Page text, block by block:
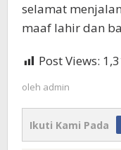
selamat
maaf lahir dan
Post Views:
oleh admin
Ikuti Kami Pada